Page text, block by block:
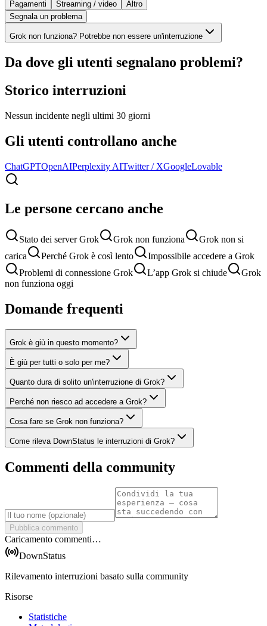
Pagamenti
Streaming / video
Altro
Segnala un problema
Grok non funziona? Potrebbe non essere un'interruzione
Da dove gli utenti segnalano problemi?
Storico interruzioni
Nessun incidente negli ultimi 30 giorni
Gli utenti controllano anche
ChatGPTOpenAIPerplexity AITwitter / XGoogleLovable
Le persone cercano anche
Stato dei server Grok Grok non funziona
Grok non si
carica
Perché Grok è così lento
Impossibile accedere a Grok
Problemi di connessione Grok
L’app Grok si chiude
Grok
non funziona oggi
Domande frequenti
Grok è giù in questo momento?
È giù per tutti o solo per me?
Quanto dura di solito un'interruzione di Grok?
Perché non riesco ad accedere a Grok?
Cosa fare se Grok non funziona?
Come rileva DownStatus le interruzioni di Grok?
Commenti della community
Pubblica commento
Caricamento commenti…
DownStatus
Rilevamento interruzioni basato sulla community
Risorse
Statistiche